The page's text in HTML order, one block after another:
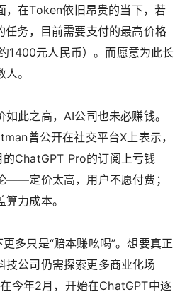
，在Token依旧昂贵的当下，若
任务，目前需要支付的最高价格
1400元人民币）。而愿意为此长
。
此之高，AI公司也未必赚钱。
曾公开在社交平台X上表示，
ChatGPT Pro的订阅上亏钱
——定价太高，用户不愿付费；
力成本。
多只是“赔本赚吆喝”。想要真正
技公司仍需探索更多商业化场
今年2月，开始在ChatGPT中逐